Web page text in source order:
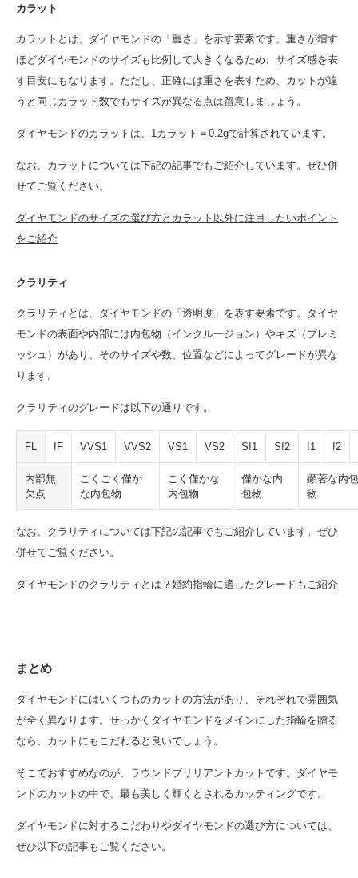
カラット
カラットとは、ダイヤモンドの「重さ」を示す要素です。重さが増す
ほどダイヤモンドのサイズも比例して大きくなるため、サイズ感を表
す目安にもなります。ただし、正確には重さを表すため、カットが違
うと同じカラット数でもサイズが異なる点は留意しましょう。
ダイヤモンドのカラットは、1カラット＝0.2gで計算されています。
なお、カラットについては下記の記事でもご紹介しています。ぜひ併
せてご覧ください。
ダイヤモンドのサイズの選び方とカラット以外に注目したいポイント
をご紹介
クラリティ
クラリティとは、ダイヤモンドの「透明度」を表す要素です。ダイヤ
モンドの表面や内部には内包物（インクルージョン）やキズ（プレミ
ッシュ）があり、そのサイズや数、位置などによってグレードが異な
ります。
クラリティのグレードは以下の通りです。
FL IF VVS1 VVS2 VS1 VS2 SI1 SI2 I1 I2
内部無
欠点
ごくごく僅か
な内包物
ごく僅かな
内包物
僅かな内
包物
顕著な内包
物
なお、クラリティについては下記の記事でもご紹介しています。ぜひ
併せてご覧ください。
ダイヤモンドのクラリティとは？婚約指輪に適したグレードもご紹介
まとめ
ダイヤモンドにはいくつものカットの方法があり、それぞれで雰囲気
が全く異なります。せっかくダイヤモンドをメインにした指輪を贈る
なら、カットにもこだわると良いでしょう。
そこでおすすめなのが、ラウンドブリリアントカットです。ダイヤモ
ンドのカットの中で、最も美しく輝くとされるカッティングです。
ダイヤモンドに対するこだわりやダイヤモンドの選び方については、
ぜひ以下の記事もご覧ください。